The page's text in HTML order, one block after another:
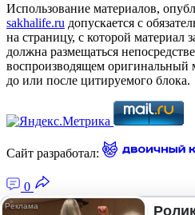
Использование материалов,
sakhalife.ru допускается с
на страницу, с которой материал
должна размещаться
воспроизводящем оригинальный
до или после цитируемого блока.
Сайт разработал:
0